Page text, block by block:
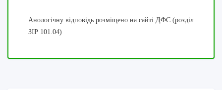
Анологічну відповідь розміщено на сайті ДФС (розділ
ЗІР 101.04)